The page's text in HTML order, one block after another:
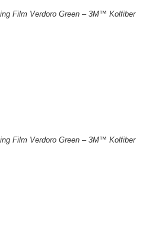
Film Verdoro Green – 3M™ Kolfiber
Film Verdoro Green – 3M™ Kolfiber